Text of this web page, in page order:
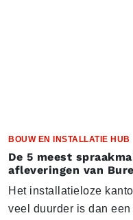
BOUW EN INSTALLATIE HUB
De 5 meest
afleveringen van
Het installatieloze
veel duurder is dan een